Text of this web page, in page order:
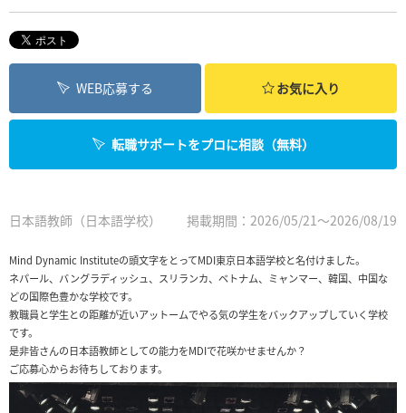
WEB応募する お気に入り
転職サポートをプロに相談（無料）
日本語教師（日本語学校） 掲載期間：2026/05/21～2026/08/19
Mind Dynamic Instituteの頭文字をとってMDI東京日本語学校と名付けました。
ネパール、バングラディッシュ、スリランカ、ベトナム、ミャンマー、韓国、中国な
どの国際色豊かな学校です。
教職員と学生との距離が近いアットームでやる気の学生をバックアップしていく学校
です。
是非皆さんの日本語教師としての能力をMDIで花咲かせませんか？
ご応募心からお待ちしております。